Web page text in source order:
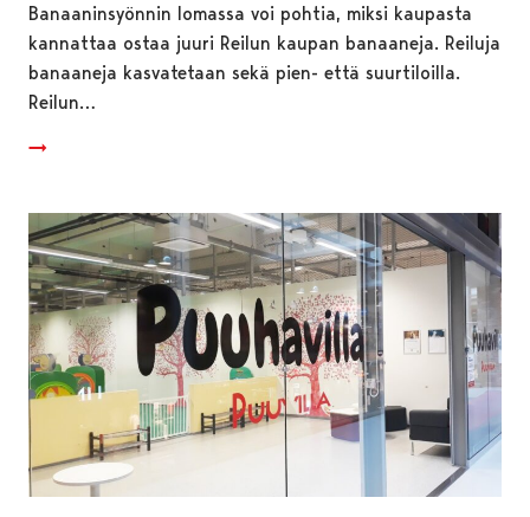
Banaaninsyönnin lomassa voi pohtia, miksi kaupasta
kannattaa ostaa juuri Reilun kaupan banaaneja. Reiluja
banaaneja kasvatetaan sekä pien- että suurtiloilla.
Reilun…